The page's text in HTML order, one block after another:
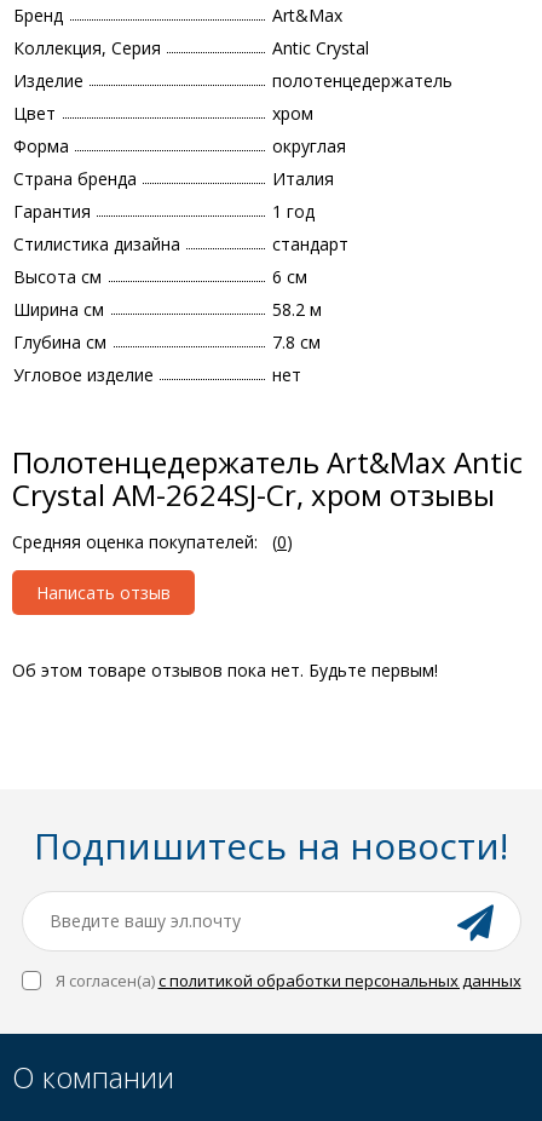
Бренд
Art&Max
Коллекция, Серия
Antic Crystal
Изделие
полотенцедержатель
Цвет
хром
Форма
округлая
Страна бренда
Италия
Гарантия
1 год
Стилистика дизайна
стандарт
Высота см
6 см
Ширина см
58.2 м
Глубина см
7.8 см
Угловое изделие
нет
Полотенцедержатель Art&Max Antic
Crystal AM-2624SJ-Cr, хром отзывы
Средняя оценка покупателей: (0)
Написать отзыв
Об этом товаре отзывов пока нет. Будьте первым!
Подпишитесь на новости!
Я согласен(a)с политикой обработки персональных данных
О компании